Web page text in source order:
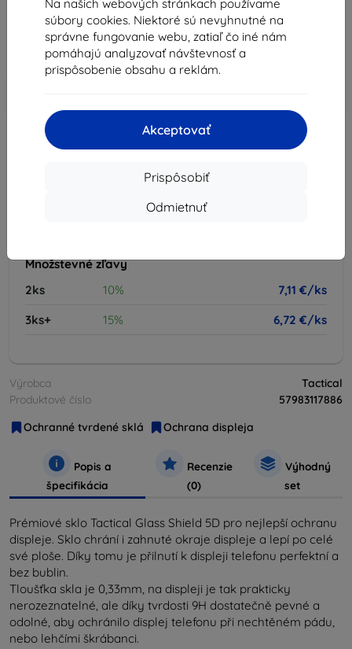
Na našich webových stránkach používame
súbory cookies. Niektoré sú nevyhnutné na
správne fungovanie webu, zatiaľ čo iné nám
pomáhajú analyzovať návštevnosť a
prispôsobenie obsahu a reklám.
Akceptovať
Prispôsobiť
Odmietnuť
7,90 €
7,11 €
Cena bez DPH5,78 €
vypredané
Množstevné zľavy
2ks
10%
7,11 €/ks
3ks+
15% 6,72 €/ks
Výrobca
Tactical
Produktové číslo
57983117886
Ochranné tvrdené sklá
Ochrana displeja
Popis a
špecifikácia
Recenzie
(0)
Výhodný
set
Prémiové sklo Tactical Glass Shield 5D pro nejlepší ochranu
displeje. Sklo chrání i zahnuté okraje displeje a lepí po celé
své ploše. Díky tomu je přilnutí k displeji telefonu perfektní a
bez bublin.
Tloušťka skla je 0,33mm, na displeji je tak prakticky
nerozeznatelné, ale díky tvrdosti 9H dostatečně pevné a
odolné, aby ochránilo displej telefonu při nechtěném pádu,
nebo lehčími škrábanci.